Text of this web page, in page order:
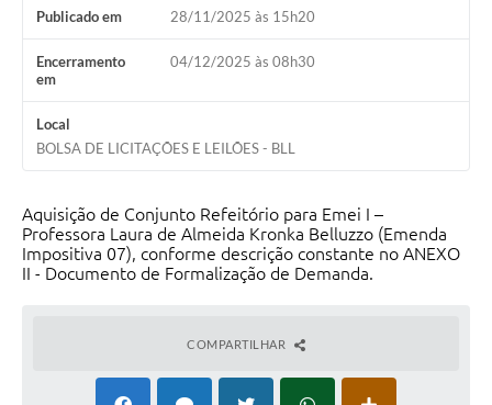
Publicado em 28/11/2025 às 15h20
Encerramento
em
04/12/2025 às 08h30
Local
BOLSA DE LICITAÇÕES E LEILÕES - BLL
Aquisição de Conjunto Refeitório para Emei I –
Professora Laura de Almeida Kronka Belluzzo (Emenda
Impositiva 07), conforme descrição constante no ANEXO
II - Documento de Formalização de Demanda.
COMPARTILHAR